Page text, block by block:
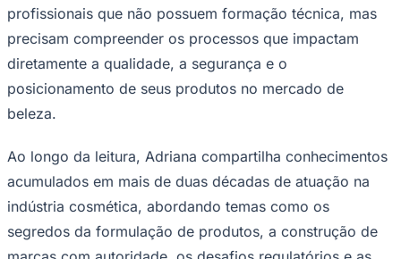
profissionais que não possuem formação técnica, mas
precisam compreender os processos que impactam
diretamente a qualidade, a segurança e o
posicionamento de seus produtos no mercado de
beleza.
Ao longo da leitura, Adriana compartilha conhecimentos
acumulados em mais de duas décadas de atuação na
indústria cosmética, abordando temas como os
segredos da formulação de produtos, a construção de